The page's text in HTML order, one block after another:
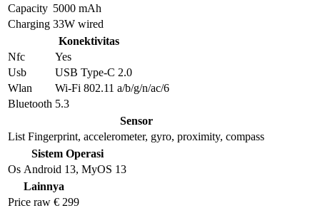
Capacity 5000 mAh
Charging 33W wired
Konektivitas
Nfc
Yes
Usb
USB Type-C 2.0
Wlan
Wi-Fi 802.11 a/b/g/n/ac/6
Bluetooth 5.3
Sensor
List Fingerprint, accelerometer, gyro, proximity, compass
Sistem Operasi
Os Android 13, MyOS 13
Lainnya
Price raw € 299